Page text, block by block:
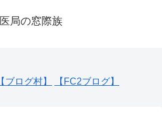
医局の窓際族
【ブログ村】 【FC2ブログ】